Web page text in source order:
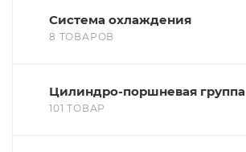
Система охлаждения
8 ТОВАРОВ
Цилиндро-поршневая группа
101 ТОВАР